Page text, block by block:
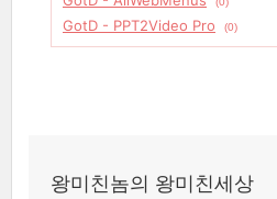
GotD - PPT2Video Pro
(0)
왕미친놈의 왕미친세상